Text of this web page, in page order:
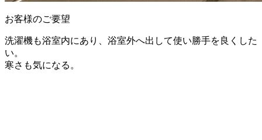
お客様のご要望
洗濯機も浴室内にあり、浴室外へ出して使い勝手を良くした
い。
寒さも気になる。